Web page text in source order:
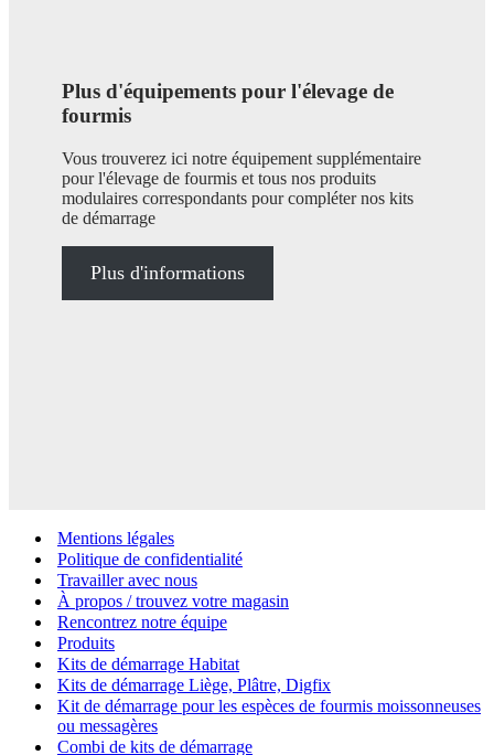
Plus d'équipements pour l'élevage de
fourmis
Vous trouverez ici notre équipement supplémentaire
pour l'élevage de fourmis et tous nos produits
modulaires correspondants pour compléter nos kits
de démarrage
Plus d'informations
Mentions légales
Politique de confidentialité
Travailler avec nous
À propos / trouvez votre magasin
Rencontrez notre équipe
Produits
Kits de démarrage Habitat
Kits de démarrage Liège, Plâtre, Digfix
Kit de démarrage pour les espèces de fourmis moissonneuses
ou messagères
Combi de kits de démarrage